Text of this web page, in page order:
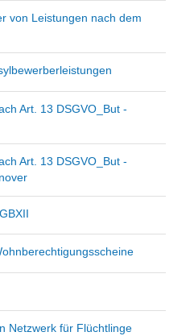
von Leistungen nach dem
Art. 13 DSGVO_But -
Art. 13 DSGVO_But -
Netzwerk für Flüchtlinge